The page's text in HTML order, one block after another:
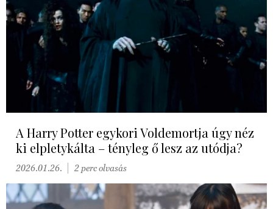
A Harry Potter egykori Voldemortja úgy néz
ki elpletykálta – tényleg ő lesz az utódja?
2026.01.26. 2 perc olvasás